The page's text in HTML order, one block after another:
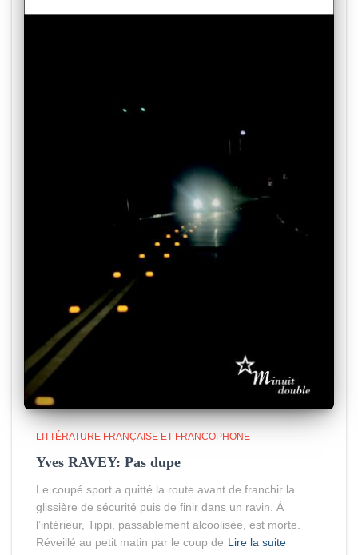
LITTÉRATURE FRANÇAISE ET FRANCOPHONE
Yves RAVEY: Pas dupe
Le coupé sport a quitté la route avant de franchir la
glissière de sécurité puis de finir dans un ravin. À
l’intérieur, Tippi, passablement alcoolisée, est morte.
Réveillé au petit matin par le coup de Lire la suite